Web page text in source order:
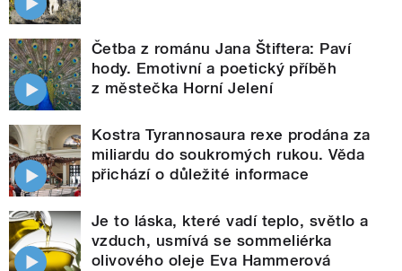
Četba z románu Jana Štiftera: Paví
hody. Emotivní a poetický příběh
z městečka Horní Jelení
Kostra Tyrannosaura rexe prodána za
miliardu do soukromých rukou. Věda
přichází o důležité informace
Je to láska, které vadí teplo, světlo a
vzduch, usmívá se sommeliérka
olivového oleje Eva Hammerová